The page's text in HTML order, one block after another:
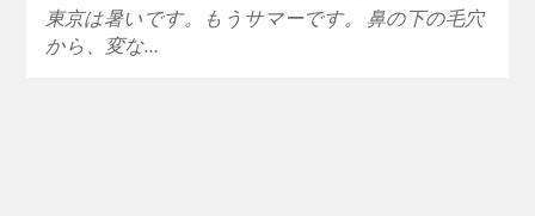
東京は暑いです。もうサマーです。 鼻の下の毛穴
から、変な…